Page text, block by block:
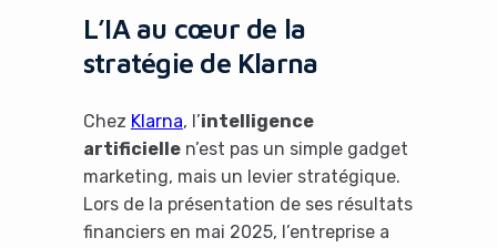
L’IA au cœur de la
stratégie de Klarna
Chez Klarna, l’intelligence
artificiellen’est pas un simple gadget
marketing, mais un levier stratégique.
Lors de la présentation de ses résultats
financiers en mai 2025, l’entreprise a